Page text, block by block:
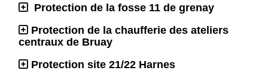
Protection de la fosse 11 de grenay
Protection de la chaufferie des ateliers
centraux de Bruay
Protection site 21/22 Harnes